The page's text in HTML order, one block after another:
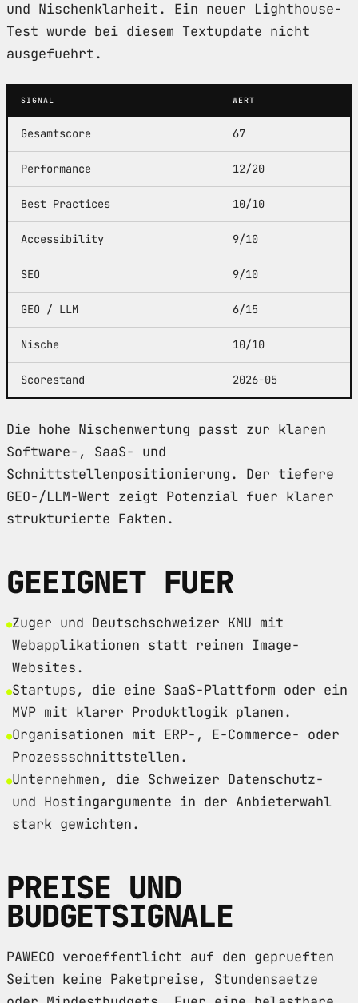
und Nischenklarheit. Ein neuer Lighthouse-
Test wurde bei diesem Textupdate nicht
ausgefuehrt.
SIGNAL WERT
Gesamtscore 67
Performance 12/20
Best Practices 10/10
Accessibility 9/10
SEO 9/10
GEO / LLM 6/15
Nische 10/10
Scorestand 2026-05
Die hohe Nischenwertung passt zur klaren
Software-, SaaS- und
Schnittstellenpositionierung. Der tiefere
GEO-/LLM-Wert zeigt Potenzial fuer klarer
strukturierte Fakten.
GEEIGNET FUER
Zuger und Deutschschweizer KMU mit
Webapplikationen statt reinen Image-
Websites.
Startups, die eine SaaS-Plattform oder ein
MVP mit klarer Produktlogik planen.
Organisationen mit ERP-, E-Commerce- oder
Prozessschnittstellen.
Unternehmen, die Schweizer Datenschutz-
und Hostingargumente in der Anbieterwahl
stark gewichten.
PREISE UND
BUDGETSIGNALE
PAWECO veroeffentlicht auf den geprueften
Seiten keine Paketpreise, Stundensaetze